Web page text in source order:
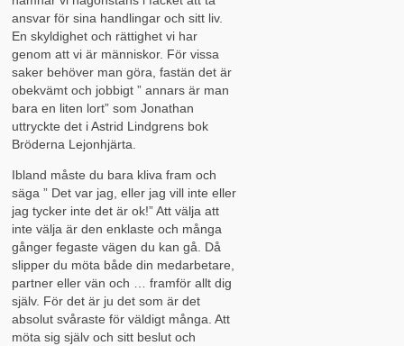
ansvar för sina handlingar och sitt liv.
En skyldighet och rättighet vi har
genom att vi är människor. För vissa
saker behöver man göra, fastän det är
obekvämt och jobbigt ” annars är man
bara en liten lort” som Jonathan
uttryckte det i Astrid Lindgrens bok
Bröderna Lejonhjärta.
Ibland måste du bara kliva fram och
säga ” Det var jag, eller jag vill inte eller
jag tycker inte det är ok!” Att välja att
inte välja är den enklaste och många
gånger fegaste vägen du kan gå. Då
slipper du möta både din medarbetare,
partner eller vän och … framför allt dig
själv. För det är ju det som är det
absolut svåraste för väldigt många. Att
möta sig själv och sitt beslut och